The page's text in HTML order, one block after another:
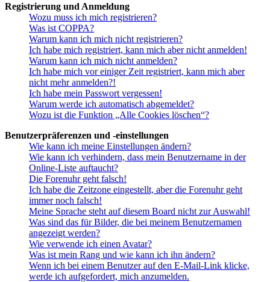
Registrierung und Anmeldung
Wozu muss ich mich registrieren?
Was ist COPPA?
Warum kann ich mich nicht registrieren?
Ich habe mich registriert, kann mich aber nicht anmelden!
Warum kann ich mich nicht anmelden?
Ich habe mich vor einiger Zeit registriert, kann mich aber
nicht mehr anmelden?!
Ich habe mein Passwort vergessen!
Warum werde ich automatisch abgemeldet?
Wozu ist die Funktion „Alle Cookies löschen“?
Benutzerpräferenzen und -einstellungen
Wie kann ich meine Einstellungen ändern?
Wie kann ich verhindern, dass mein Benutzername in der
Online-Liste auftaucht?
Die Forenuhr geht falsch!
Ich habe die Zeitzone eingestellt, aber die Forenuhr geht
immer noch falsch!
Meine Sprache steht auf diesem Board nicht zur Auswahl!
Was sind das für Bilder, die bei meinem Benutzernamen
angezeigt werden?
Wie verwende ich einen Avatar?
Was ist mein Rang und wie kann ich ihn ändern?
Wenn ich bei einem Benutzer auf den E-Mail-Link klicke,
werde ich aufgefordert, mich anzumelden.